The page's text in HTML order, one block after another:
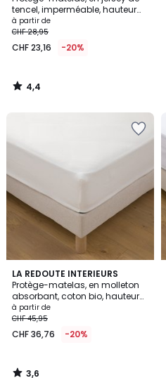
tencel, imperméable, hauteur
maxi 25 cm
à partir de
CHF 28,95
CHF 23,16 -20%
4,4
/
LA REDOUTE INTERIEURS
Protège-matelas, en molleton
absorbant, coton bio, hauteur
maxi 25 cm
à partir de
CHF 45,95
CHF 36,76 -20%
3,6
/ 5
3,6